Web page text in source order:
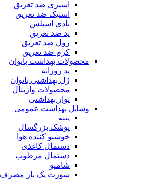
اسپری ضد تعریق
استیک ضد تعریق
بادی اسپلش
پد ضد تعریق
رول ضد تعریق
کرم ضد تعریق
محصولات بهداشت بانوان
پد روزانه
ژل بهداشتی بانوان
محصولات واژینال
نوار بهداشتی
وسایل بهداشت عمومی
پنبه
پوشک بزرگسال
خوشبو کننده هوا
دستمال کاغذی
دستمال مرطوب
شامپو
شورت یک بار مصرف